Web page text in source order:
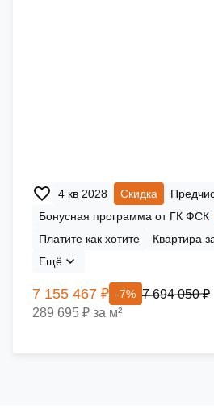
4 кв 2028 Скидка
Бонусная программа от ГК ФСК
Платите как хотите
Квартира
Ещё
7 155 467 ₽ -7% 7 694 050 ₽
289 695 ₽ за м²